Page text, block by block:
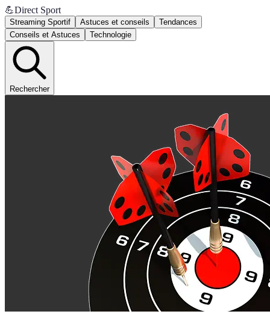
💪Direct Sport
Streaming Sportif Astuces et conseils
Tendances
Conseils et Astuces
Technologie
Rechercher